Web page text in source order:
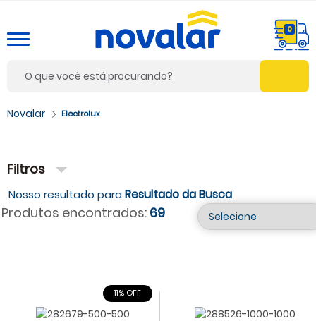
0
Electrolux
Filtros
Resultado da Busca
Produtos encontrados: 69
11% OFF